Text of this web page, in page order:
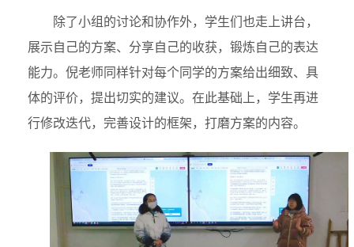
除了小组的讨论和协作外，学生们也走上讲台，
展示自己的方案、分享自己的收获，锻炼自己的表达
能力。倪老师同样针对每个同学的方案给出细致、具
体的评价，提出切实的建议。在此基础上，学生再进
行修改迭代，完善设计的框架，打磨方案的内容。